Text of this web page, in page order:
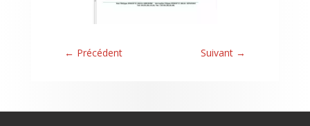
← Précédent Suivant →